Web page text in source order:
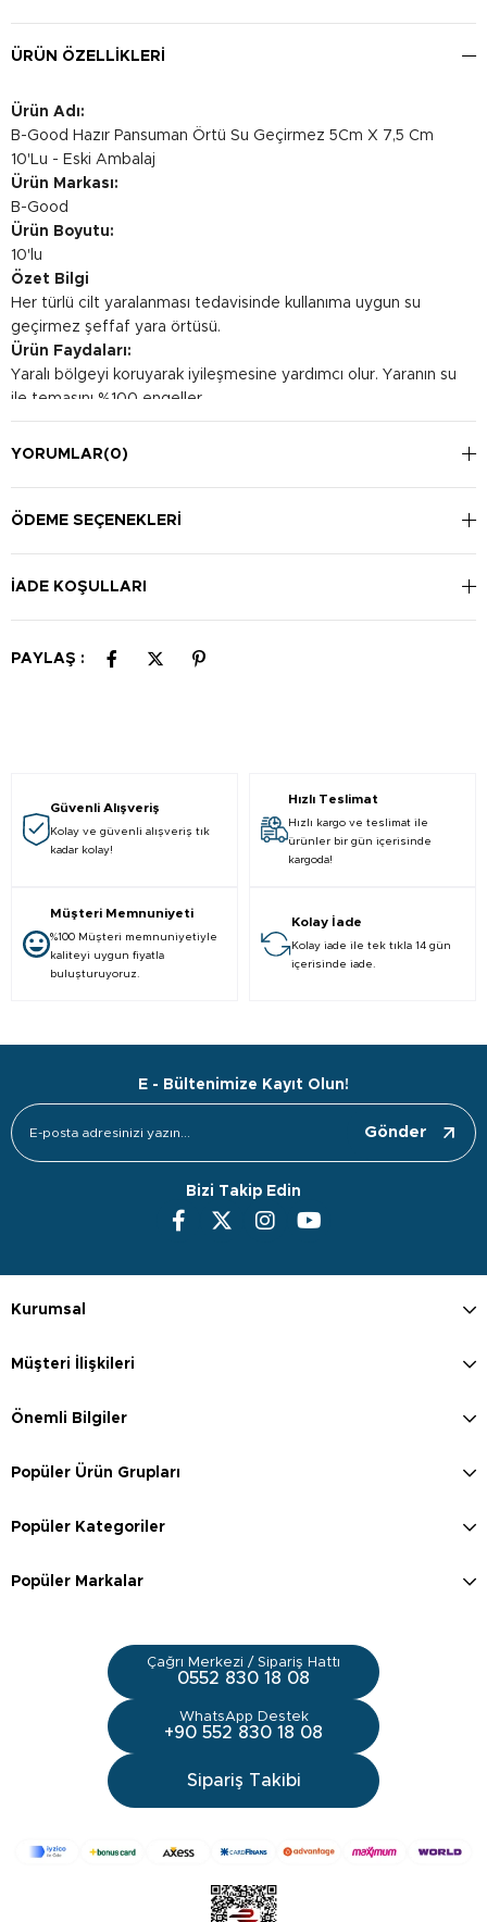
ÜRÜN ÖZELLIKLERI
Ürün Adı:
B-Good Hazır Pansuman Örtü Su Geçirmez 5Cm X 7,5 Cm
10'Lu - Eski Ambalaj
Ürün Markası:
B-Good
Ürün Boyutu:
10'lu
Özet Bilgi
Her türlü cilt yaralanması tedavisinde kullanıma uygun su
geçirmez şeffaf yara örtüsü.
Ürün Faydaları:
Yaralı bölgeyi koruyarak iyileşmesine yardımcı olur. Yaranın su
ile temasını %100 engeller.
Kullanım Şekli:
Paketi dikkatlice açın. Yara örtüsünü temiz elle çıkarın.
bastırarak ihtiyaç duyulan bölgenin üzerine uygulayın. Daha
YORUMLAR(0)
ÖDEME SEÇENEKLERI
İADE KOŞULLARI
PAYLAŞ :
Güvenli Alışveriş
Kolay ve güvenli alışveriş tık
kadar kolay!
Hızlı Teslimat
Hızlı kargo ve teslimat ile
ürünler bir gün içerisinde
kargoda!
Müşteri Memnuniyeti
%100 Müşteri memnuniyetiyle
kaliteyi uygun fiyatla
buluşturuyoruz.
Kolay İade
Kolay iade ile tek tıkla 14 gün
içerisinde iade.
E - Bültenimize Kayıt Olun!
Gönder
Bizi Takip Edin
Kurumsal
Müşteri İlişkileri
Önemli Bilgiler
Popüler Ürün Grupları
Popüler Kategoriler
Popüler Markalar
Çağrı Merkezi / Sipariş Hattı
0552 830 18 08
WhatsApp Destek
+90 552 830 18 08
Sipariş Takibi